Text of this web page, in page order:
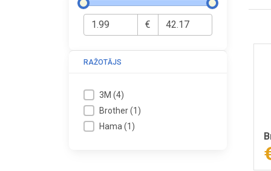
€
RAŽOTĀJS
3M(4)
Brother(1)
Hama(1)